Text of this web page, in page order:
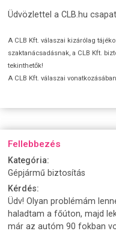
Üdvözlettel a CLB.hu
A CLB Kft. válaszai kizárólag
szaktanácsadásnak, a CLB Kft.
tekinthetők!
A CLB Kft. válaszai
Fellebbezés
Kategória:
Gépjármű biztosítás
Kérdés:
Üdv! Olyan problémám
haladtam a főúton, majd
már az autóm 90 fokban